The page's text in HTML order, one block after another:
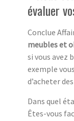
évaluer
Conclue
meubles et
si vous avez
exemple
d’acheter
Dans quel
Êtes-vous